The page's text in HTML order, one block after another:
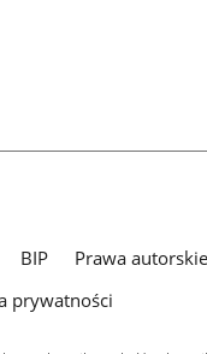
BIP Prawa autorskie
prywatności